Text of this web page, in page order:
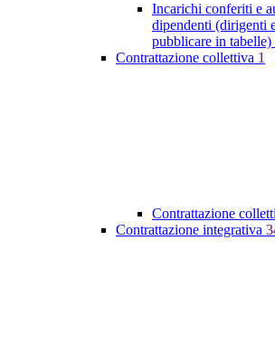
Incarichi conferiti e
dipendenti (dirigenti
pubblicare in tabelle)
Contrattazione collettiva 1
Contrattazione
Contrattazione integrativa